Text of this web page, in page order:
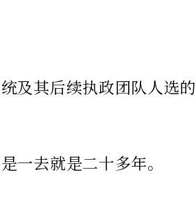
及其后续执政团队人选的
一去就是二十多年。